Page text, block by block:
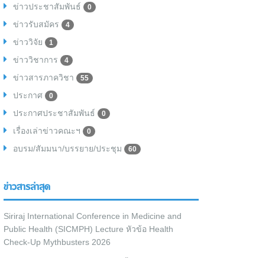
ข่าวประชาสัมพันธ์ 0
ข่าวรับสมัคร 4
ข่าววิจัย 1
ข่าววิชาการ 4
ข่าวสารภาควิชา 55
ประกาศ 0
ประกาศประชาสัมพันธ์ 0
เรื่องเล่าข่าวคณะฯ 0
อบรม/สัมมนา/บรรยาย/ประชุม 60
ข่าวสารล่าสุด
Siriraj International Conference in Medicine and
Public Health (SICMPH) Lecture หัวข้อ Health
Check-Up Mythbusters 2026